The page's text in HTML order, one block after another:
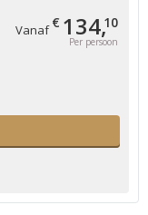
Vanaf€ 134,10
Per persoon